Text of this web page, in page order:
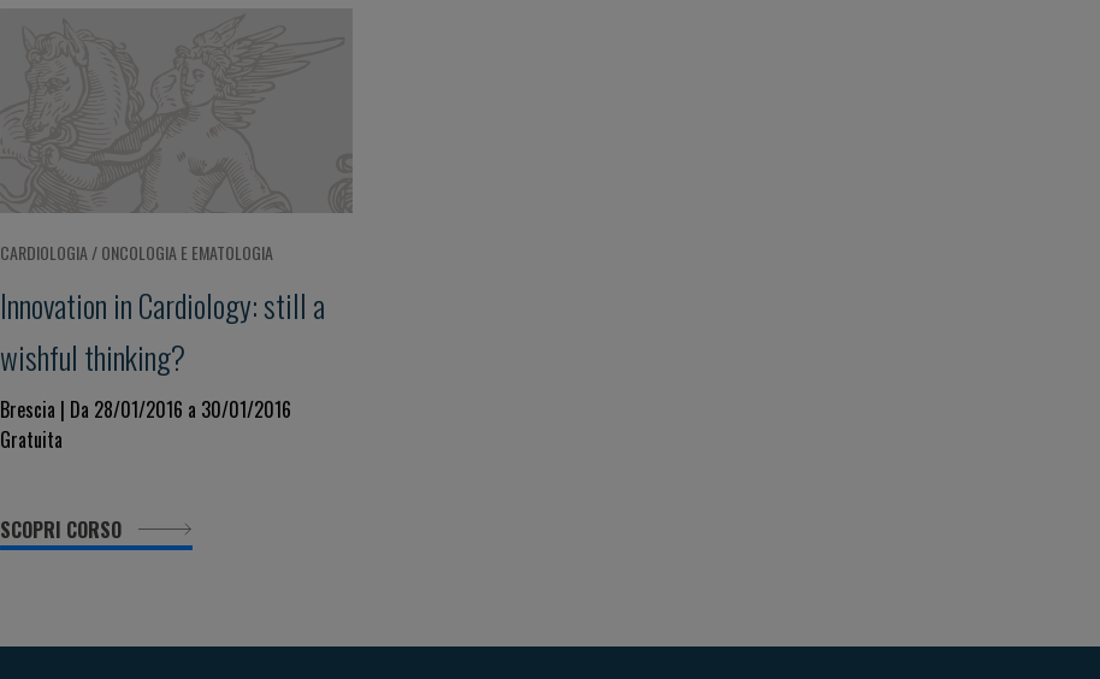
CARDIOLOGIA / ONCOLOGIA E EMATOLOGIA
Innovation in Cardiology: still a
wishful thinking?
Brescia | Da 28/01/2016 a 30/01/2016
Gratuita
SCOPRI CORSO